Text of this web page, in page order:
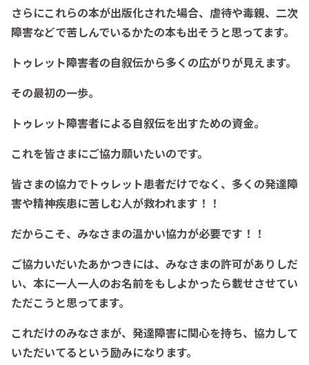
さらにこれらの本が出版化された場合、虐待や毒親、二次
障害などで苦しんでいるかたの本も出そうと思ってます。
トゥレット障害者の自叙伝から多くの広がりが見えます。
その最初の一歩。
トゥレット障害者による自叙伝を出すための資金。
これを皆さまにご協力願いたいのです。
皆さまの協力でトゥレット患者だけでなく、多くの発達障
害や精神疾患に苦しむ人が救われます！！
だからこそ、みなさまの温かい協力が必要です！！
ご協力いだいたあかつきには、みなさまの許可がありしだ
い、本に一人一人のお名前をもしよかったら載せさせてい
ただこうと思ってます。
これだけのみなさまが、発達障害に関心を持ち、協力して
いただいてるという励みになります。